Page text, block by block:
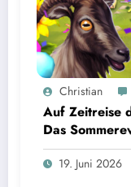
Christian
Auf Zeitreise
Das
19. Juni 2026